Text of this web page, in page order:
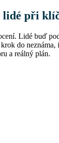
lidé při
Lidé buď
do
a reálný plán.